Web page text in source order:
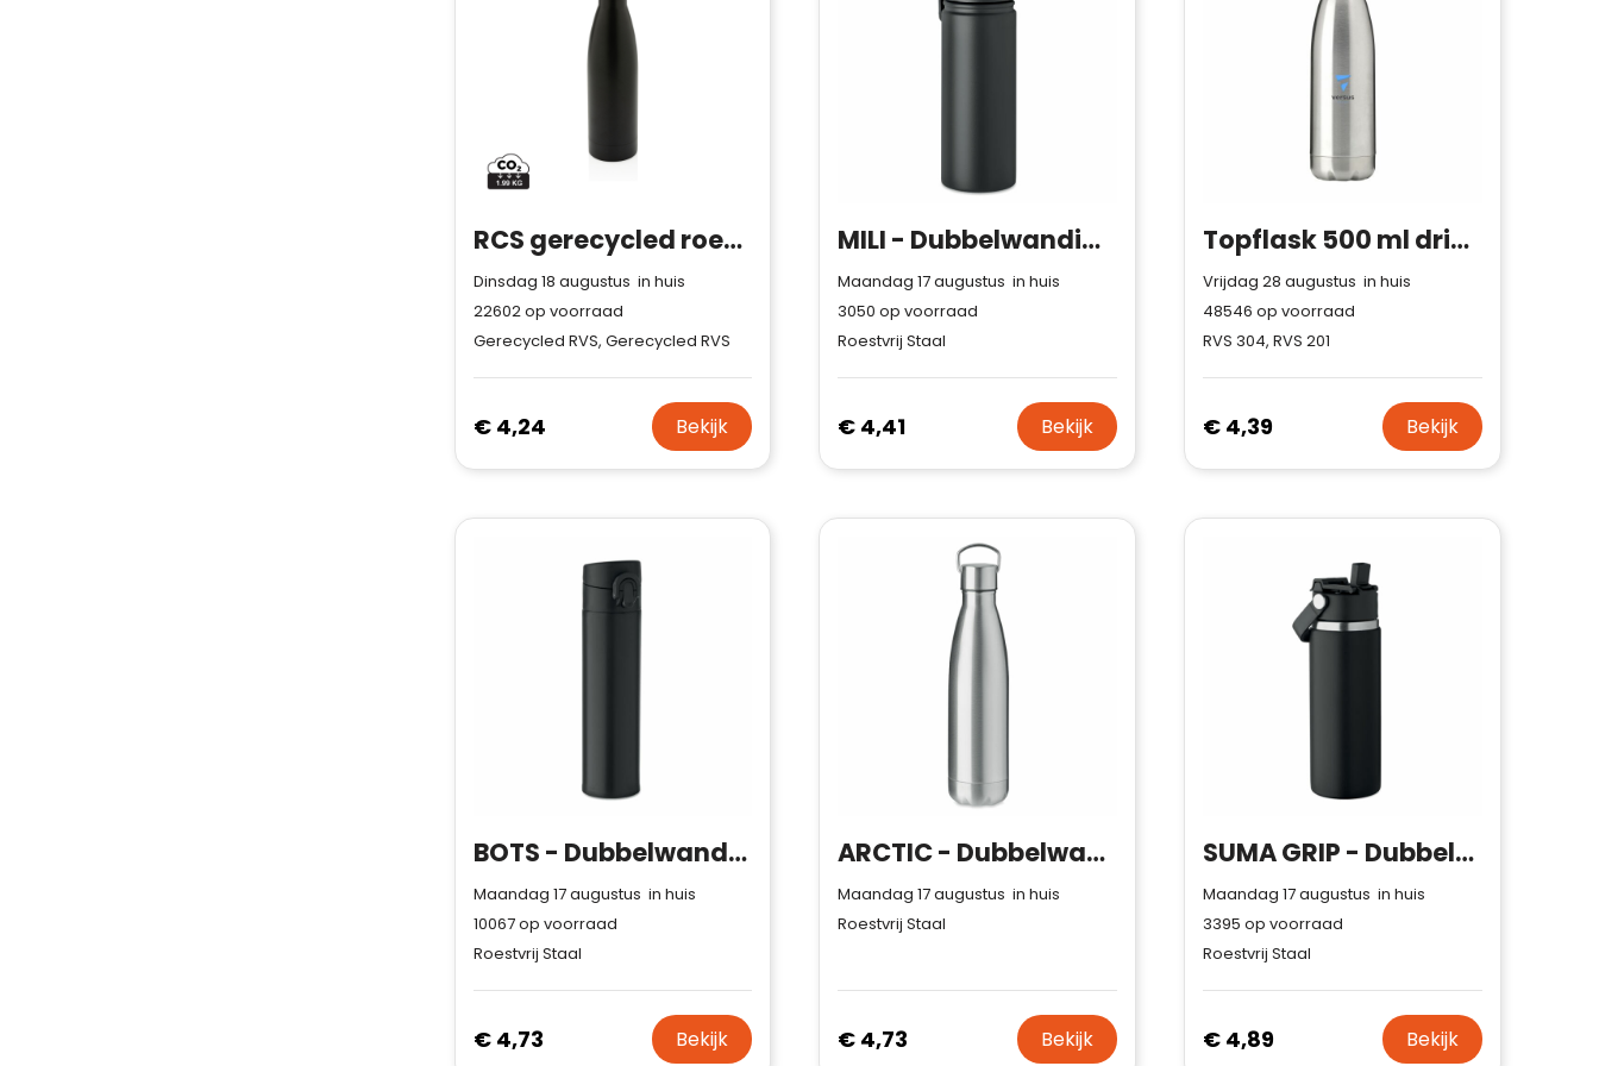
RCS gerecycled roestvrijstalen unikleur vacuümfles
Dinsdag 18 augustus in huis
22602op voorraad
Gerecycled RVS, Gerecycled RVS
€ 4,24 Bekijk
MILI - Dubbelwandige fles 500 ml
Maandag 17 augustus in huis
3050 op voorraad
Roestvrij Staal
€ 4,41 Bekijk
Topflask 500 ml drinkfles
Vrijdag 28 augustus in huis
48546 op voorraad
RVS 304, RVS 201
€ 4,39 Bekijk
BOTS - Dubbelwandige fles 300ml
Maandag 17 augustus in huis
10067op voorraad
Roestvrij Staal
€ 4,73 Bekijk
ARCTIC - Dubbelwandige fles 500ml
Maandag 17 augustus in huis
Roestvrij Staal
€ 4,73 Bekijk
SUMA GRIP - Dubbelwandige fles 500ml
Maandag 17 augustus in huis
3395 op voorraad
Roestvrij Staal
€ 4,89 Bekijk
Trustindex-certificaat
starten
Trustindex-certificaat.
Meer informatie